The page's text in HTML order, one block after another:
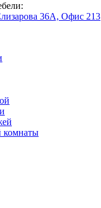
36А, Офис 213
комнаты